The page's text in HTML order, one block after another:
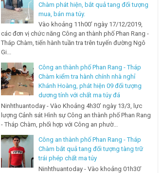
Chàm phát hiện, bắt quả tang đối tượng
mua, bán ma túy.
Vào khoảng 11h00’ ngày 17/12/2019,
các đơn vị chức năng Công an thành phố Phan Rang -
Tháp Chàm, tiến hành tuần tra trên tuyến đường Ngô
Gi...
Công an thành phố Phan Rang - Tháp
Chàm kiểm tra hành chính nhà nghỉ
Khánh Hoàng, phát hiện 09 đối tượng
dương tính với chất ma túy đá
Ninhthuantoday - Vào Khoảng 4h30’ ngày 13/3, lực
lượng Cảnh sát Hình sự Công an thành phố Phan Rang
- Tháp Chàm, phối hợp với Công an phườ...
Công an thành phố Phan Rang - Tháp
Chàm bắt quả tang đối tượng tàng trữ
trái phép chất ma túy
Ninhthuantoday - Vào khoảng 01h30’